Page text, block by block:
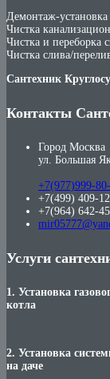
Демонтаж-установка
Чистка
Чистка и переборка
Чистка слива/
Сантехник
Контакты
Город Москва
ул. Большая
+7(977)999-
+7(499) 409-
+7(964) 642-
Услуги
1. Установка
котла
2. Установка
на даче